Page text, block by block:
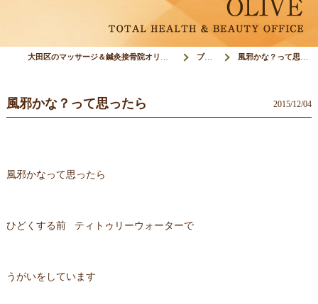
ブログ 風邪かな？って思ったら
風邪かな？って思ったら 2015/12/04
風邪かなって思ったら
ひどくする前 ティトゥリーウォーターで
うがいをしています